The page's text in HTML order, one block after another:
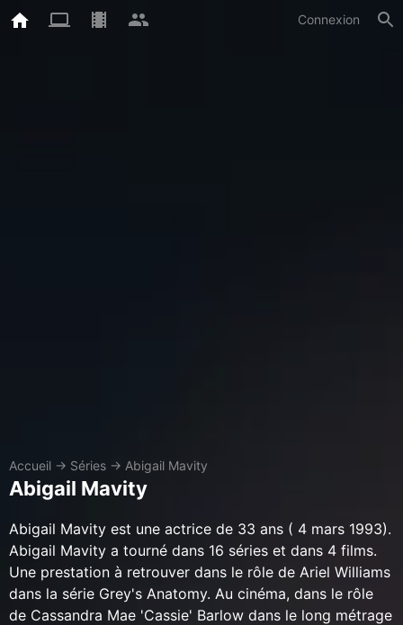
Connexion
Accueil → Séries → Abigail Mavity
Abigail Mavity
Abigail Mavity est une actrice de 33 ans ( 4 mars 1993).
Abigail Mavity a tourné dans 16 séries et dans 4 films.
Une prestation à retrouver dans le rôle de Ariel Williams
dans la série Grey's Anatomy. Au cinéma, dans le rôle
de Cassandra Mae 'Cassie' Barlow dans le long métrage